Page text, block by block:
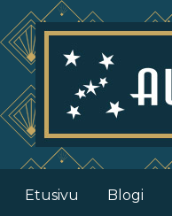
Siirry
sisältöön
Etusivu Blogi